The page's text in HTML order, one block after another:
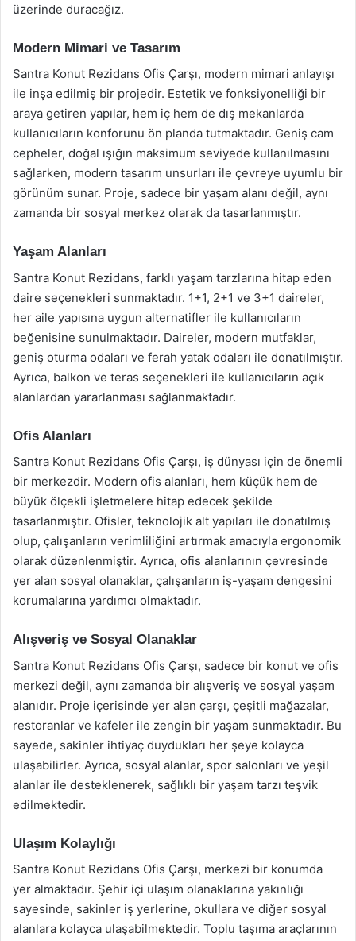
üzerinde duracağız.
Modern Mimari ve Tasarım
Santra Konut Rezidans Ofis Çarşı, modern mimari anlayışı
ile inşa edilmiş bir projedir. Estetik ve fonksiyonelliği bir
araya getiren yapılar, hem iç hem de dış mekanlarda
kullanıcıların konforunu ön planda tutmaktadır. Geniş cam
cepheler, doğal ışığın maksimum seviyede kullanılmasını
sağlarken, modern tasarım unsurları ile çevreye uyumlu bir
görünüm sunar. Proje, sadece bir yaşam alanı değil, aynı
zamanda bir sosyal merkez olarak da tasarlanmıştır.
Yaşam Alanları
Santra Konut Rezidans, farklı yaşam tarzlarına hitap eden
daire seçenekleri sunmaktadır. 1+1, 2+1 ve 3+1 daireler,
her aile yapısına uygun alternatifler ile kullanıcıların
beğenisine sunulmaktadır. Daireler, modern mutfaklar,
geniş oturma odaları ve ferah yatak odaları ile donatılmıştır.
Ayrıca, balkon ve teras seçenekleri ile kullanıcıların açık
alanlardan yararlanması sağlanmaktadır.
Ofis Alanları
Santra Konut Rezidans Ofis Çarşı, iş dünyası için de önemli
bir merkezdir. Modern ofis alanları, hem küçük hem de
büyük ölçekli işletmelere hitap edecek şekilde
tasarlanmıştır. Ofisler, teknolojik alt yapıları ile donatılmış
olup, çalışanların verimliliğini artırmak amacıyla ergonomik
olarak düzenlenmiştir. Ayrıca, ofis alanlarının çevresinde
yer alan sosyal olanaklar, çalışanların iş-yaşam dengesini
korumalarına yardımcı olmaktadır.
Alışveriş ve Sosyal Olanaklar
Santra Konut Rezidans Ofis Çarşı, sadece bir konut ve ofis
merkezi değil, aynı zamanda bir alışveriş ve sosyal yaşam
alanıdır. Proje içerisinde yer alan çarşı, çeşitli mağazalar,
restoranlar ve kafeler ile zengin bir yaşam sunmaktadır. Bu
sayede, sakinler ihtiyaç duydukları her şeye kolayca
ulaşabilirler. Ayrıca, sosyal alanlar, spor salonları ve yeşil
alanlar ile desteklenerek, sağlıklı bir yaşam tarzı teşvik
edilmektedir.
Ulaşım Kolaylığı
Santra Konut Rezidans Ofis Çarşı, merkezi bir konumda
yer almaktadır. Şehir içi ulaşım olanaklarına yakınlığı
sayesinde, sakinler iş yerlerine, okullara ve diğer sosyal
alanlara kolayca ulaşabilmektedir. Toplu taşıma araçlarının